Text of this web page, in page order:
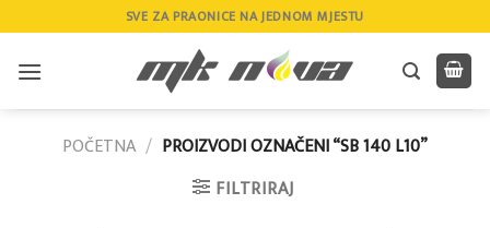
to
content
SVE ZA PRAONICE NA JEDNOM MJESTU
POČETNA / PROIZVODI OZNAČENI “SB 140 L10”
FILTRIRAJ